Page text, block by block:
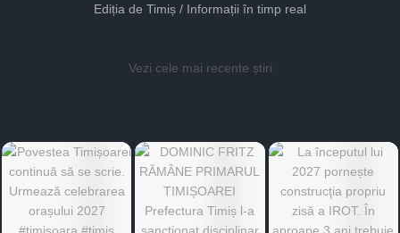
Ediția de Timiș / Informații în timp real
Vezi cele mai recente știri